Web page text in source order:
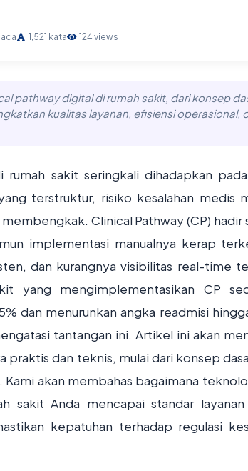
1,521 kata 124 views
pathway digital di rumah sakit, dari konsep
kualitas layanan, efisiensi operasional,
rumah sakit seringkali dihadapkan
terstruktur, risiko kesalahan medis
Clinical Pathway (CP) hadir
implementasi manualnya kerap
dan kurangnya visibilitas real-time
yang mengimplementasikan CP
dan menurunkan angka readmisi
tantangan ini. Artikel ini akan
dan teknis, mulai dari konsep
akan membahas bagaimana
sakit Anda mencapai standar
kepatuhan terhadap regulasi